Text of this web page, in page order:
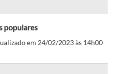
populares
em 24/02/2023 às 14h00